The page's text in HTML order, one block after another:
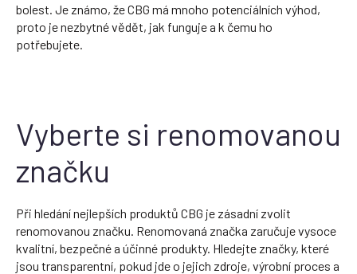
bolest. Je známo, že CBG má mnoho potenciálních výhod,
proto je nezbytné vědět, jak funguje a k čemu ho
potřebujete.
Vyberte si renomovanou
značku
Při hledání nejlepších produktů CBG je zásadní zvolit
renomovanou značku. Renomovaná značka zaručuje vysoce
kvalitní, bezpečné a účinné produkty. Hledejte značky, které
jsou transparentní, pokud jde o jejich zdroje, výrobní proces a